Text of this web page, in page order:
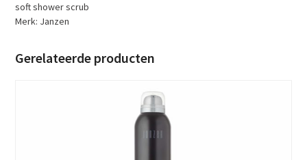
soft shower scrub
Merk: Janzen
Gerelateerde producten